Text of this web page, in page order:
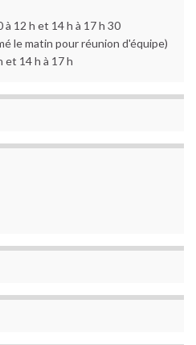
à 12 h et 14 h à 17 h 30
le matin pour réunion d'équipe)
et 14 h à 17 h